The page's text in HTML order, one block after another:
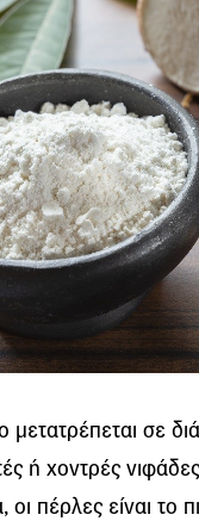
μετατρέπεται σε
ή χοντρές
πέρλες είναι το